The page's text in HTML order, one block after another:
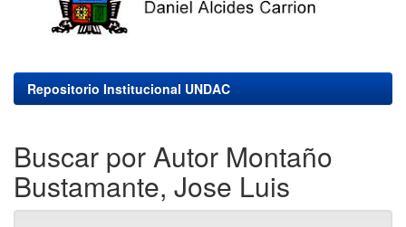
Repositorio Institucional UNDAC
Buscar por Autor Montaño
Bustamante, Jose Luis